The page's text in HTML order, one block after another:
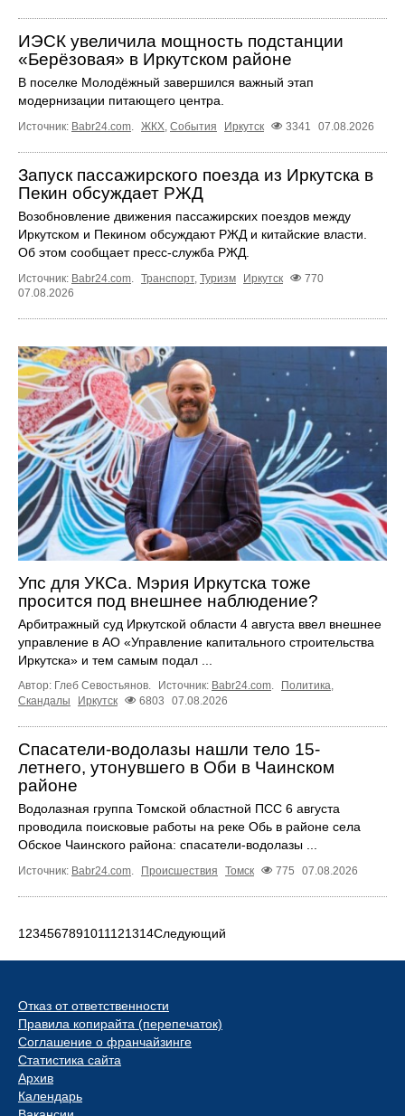
ИЭСК увеличила мощность подстанции
«Берёзовая» в Иркутском районе
В поселке Молодёжный завершился важный этап
модернизации питающего центра.
Источник: Babr24.com. ЖКХ, События Иркутск 3341 07.08.2026
Запуск пассажирского поезда из Иркутска в
Пекин обсуждает РЖД
Возобновление движения пассажирских поездов между
Иркутском и Пекином обсуждают РЖД и китайские власти.
Об этом сообщает пресс‑служба РЖД.
Источник: Babr24.com. Транспорт, Туризм Иркутск
770
07.08.2026
Упс для УКСа. Мэрия Иркутска тоже
просится под внешнее наблюдение?
Арбитражный суд Иркутской области 4 августа ввел внешнее
управление в АО «Управление капитального строительства
Иркутска» и тем самым подал ...
Автор: Глеб Севостьянов. Источник: Babr24.com Политика
Скандалы
Иркутск 6803 07.08.2026
Спасатели-водолазы нашли тело 15-
летнего, утонувшего в Оби в Чаинском
районе
Водолазная группа Томской областной ПСС 6 августа
проводила поисковые работы на реке Обь в районе села
Обское Чаинского района: спасатели-водолазы ...
Источник: Babr24.com. Происшествия Томск 775 07.08.2026
1 234567891011121314Следующий
Отказ от ответственности
Правила копирайта (перепечаток)
Соглашение о франчайзинге
Статистика сайта
Архив
Календарь